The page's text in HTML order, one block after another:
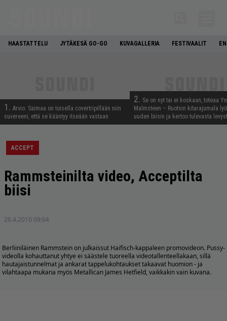
HAASTATTELU JYTÄKESÄ GO-GO KUVAGALLERIA FESTIVAALIT
1. Arvio: Saimaa on toisella covertripillään niin
suvereeni, että se kääntyy itseään vastaan
2. Se on nyt tai ei koskaan, toteaa
Malmsteen – Ruotsin kitarajumala
uuden biisin ja kertoo tulevasta
ACCEPT
Rammsteinilta video, Acceptilta
biisi
26.4.2010 09:04
Berliiniläinen Rammstein on julkaissut Haifisch-kappaleen promovideon. Pussy-
videolla kohauttanut yhtye ei säästele tuoreella videotallenteellakaan, sillä
hautajaistunnelmat ja ankarat tappelukohtaukset takaavat huomion - ja
vilahtaapa mukana myös Metallican James Hetfield, vaikkakin vain kuvana.